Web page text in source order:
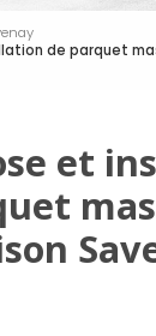
de parquet
et